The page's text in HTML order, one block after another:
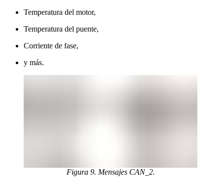
Temperatura del motor,
Temperatura del puente,
Corriente de fase,
y más.
Figura 9. Mensajes CAN_2.